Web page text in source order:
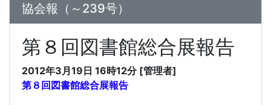
協会報（～239号）
第８回図書館総合展報告
2012年3月19日 16時12分 [管理者]
第８回図書館総合展報告